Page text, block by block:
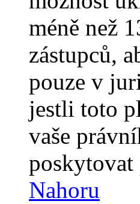
méně než
zástupců,
pouze v
jestli toto
vaše
Nahoru